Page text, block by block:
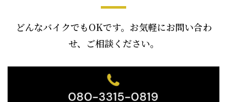
どんなバイクでもOKです。お気軽にお問い合わ
せ、ご相談ください。